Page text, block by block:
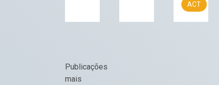
ACT
Navegação
por
Publicações
mais